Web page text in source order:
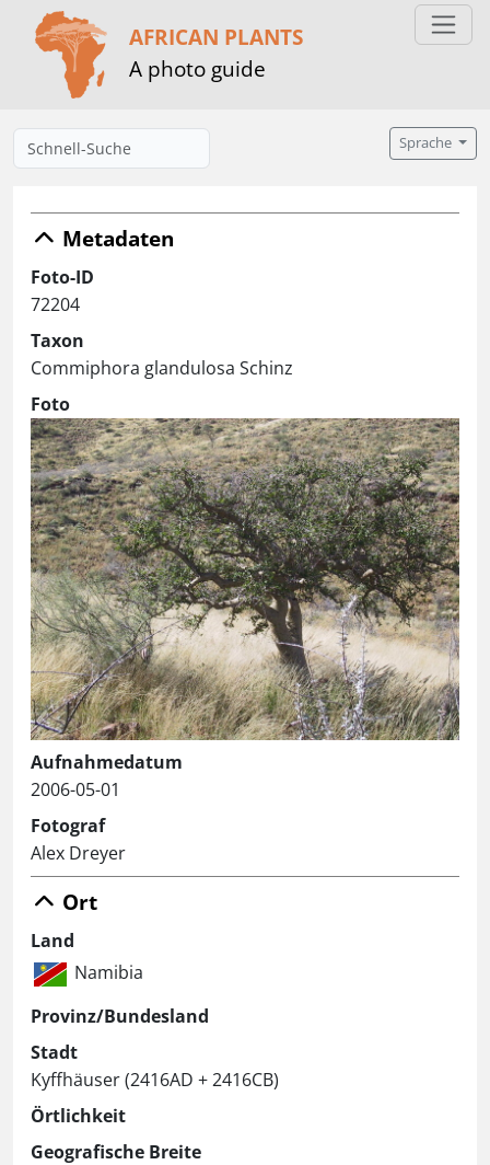
AFRICAN PLANTS
A photo guide
Sprache
Metadaten
Foto-ID
72204
Taxon
Commiphora glandulosa Schinz
Foto
Aufnahmedatum
2006-05-01
Fotograf
Alex Dreyer
Ort
Land
Namibia
Provinz/Bundesland
Stadt
Kyffhäuser (2416AD + 2416CB)
Örtlichkeit
Geografische Breite